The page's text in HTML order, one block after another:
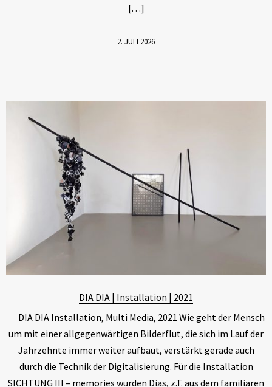
[…]
2. JULI 2026
DIA DIA | Installation | 2021
DIA DIA Installation, Multi Media, 2021 Wie geht der Mensch
um mit einer allgegenwärtigen Bilderflut, die sich im Lauf der
Jahrzehnte immer weiter aufbaut, verstärkt gerade auch
durch die Technik der Digitalisierung. Für die Installation
SICHTUNG III – memories wurden Dias, z.T. aus dem familiären